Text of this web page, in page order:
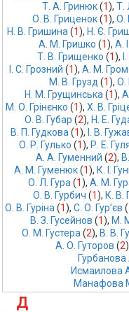
Т. А. Гринюк (1), Т.
О. В. Гриценок (1), О.
Н. В. Гришина (1), Н. Є.
А. М. Гришко (1), А.
Т. В. Грищенко (1),
І. С. Грозний (1), А. М.
М. В. Грузд (1), О.
Н. М. Грущинська (1),
М. О. Грінєнко (1), Х. В.
О. В. Губар (2), Н. Е.
В. П. Гудкова (1), І. В.
О. Р. Гулько (1), Р. Е.
А. А. Гуменний (2),
А. М. Гуменюк (1), К. І.
О. Л. Гура (1), А. М.
О. В. Гурбич (1), К. В.
О. В. Гуріна (1), С. О. Гур’єв (
В. З. Гусейнов (1), М.
О. М. Густера (2), В. В.
А. О. Гуторов (2
Исмаилова
Манафова
Д